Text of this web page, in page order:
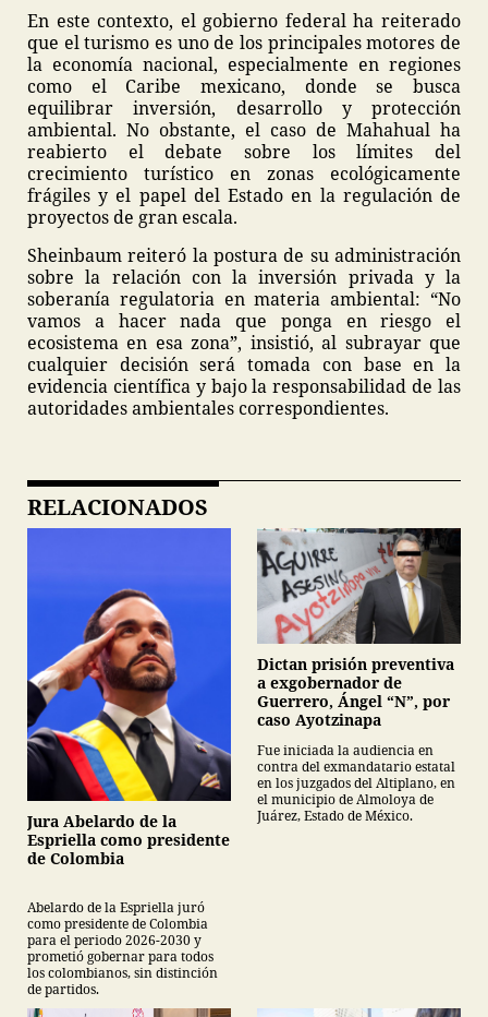
En este contexto, el gobierno federal ha reiterado
que el turismo es uno de los principales motores de
la economía nacional, especialmente en regiones
como el Caribe mexicano, donde se busca
equilibrar inversión, desarrollo y protección
ambiental. No obstante, el caso de Mahahual ha
reabierto el debate sobre los límites del
crecimiento turístico en zonas ecológicamente
frágiles y el papel del Estado en la regulación de
proyectos de gran escala.
Sheinbaum reiteró la postura de su administración
sobre la relación con la inversión privada y la
soberanía regulatoria en materia ambiental: “No
vamos a hacer nada que ponga en riesgo el
ecosistema en esa zona”, insistió, al subrayar que
cualquier decisión será tomada con base en la
evidencia científica y bajo la responsabilidad de las
autoridades ambientales correspondientes.
RELACIONADOS
Jura Abelardo de la
Espriella como presidente
de Colombia
Abelardo de la Espriella juró
como presidente de Colombia
para el periodo 2026-2030 y
prometió gobernar para todos
los colombianos, sin distinción
de partidos.
Dictan prisión preventiva
a exgobernador de
Guerrero, Ángel “N”, por
caso Ayotzinapa
Fue iniciada la audiencia en
contra del exmandatario estatal
en los juzgados del Altiplano, en
el municipio de Almoloya de
Juárez, Estado de México.